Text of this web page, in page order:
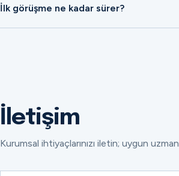
İlk görüşme ne kadar sürer?
İletişim
Kurumsal ihtiyaçlarınızı iletin; uygun